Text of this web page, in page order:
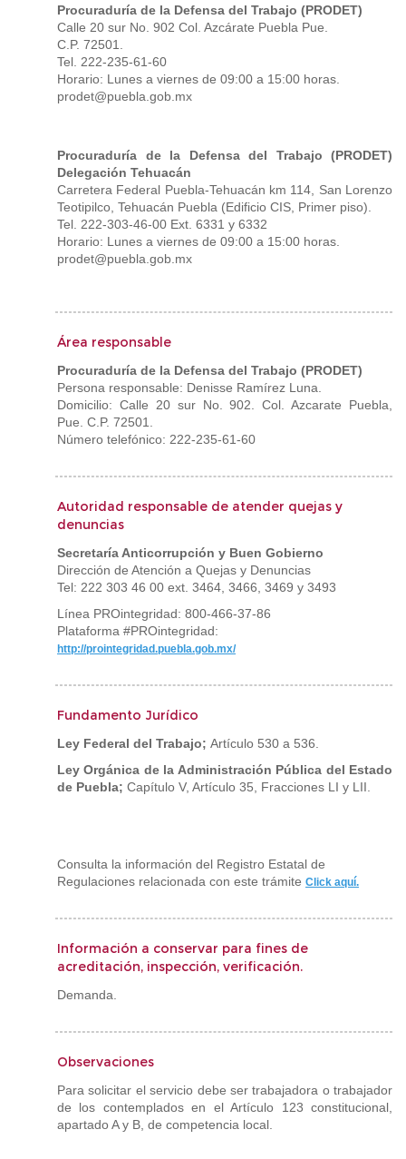
Procuraduría de la Defensa del Trabajo (PRODET)
Calle 20 sur No. 902 Col. Azcárate Puebla Pue.
C.P. 72501.
Tel. 222-235-61-60
Horario: Lunes a viernes de 09:00 a 15:00 horas.
prodet@puebla.gob.mx
Procuraduría de la Defensa del Trabajo (PRODET)
Delegación Tehuacán
Carretera Federal Puebla-Tehuacán km 114, San Lorenzo
Teotipilco, Tehuacán Puebla (Edificio CIS, Primer piso).
Tel. 222-303-46-00 Ext. 6331 y 6332
Horario: Lunes a viernes de 09:00 a 15:00 horas.
prodet@puebla.gob.mx
Área responsable
Procuraduría de la Defensa del Trabajo (PRODET)
Persona responsable: Denisse Ramírez Luna.
Domicilio: Calle 20 sur No. 902. Col. Azcarate Puebla,
Pue. C.P. 72501.
Número telefónico: 222-235-61-60
Autoridad responsable de atender quejas y
denuncias
Secretaría Anticorrupción y Buen Gobierno
Dirección de Atención a Quejas y Denuncias
Tel: 222 303 46 00 ext. 3464, 3466, 3469 y 3493
Línea PROintegridad: 800-466-37-86
Plataforma #PROintegridad:
http://prointegridad.puebla.gob.mx/
Fundamento Jurídico
Ley Federal del Trabajo; Artículo 530 a 536.
Ley Orgánica de la Administración Pública del Estado
de Puebla; Capítulo V, Artículo 35, Fracciones LI y LII
Consulta la información del Registro Estatal de
Regulaciones relacionada con este trámite Click aquí.
Información a conservar para fines de
acreditación, inspección, verificación.
Demanda.
Observaciones
Para solicitar el servicio debe ser trabajadora o trabajador
de los contemplados en el Artículo 123 constitucional,
apartado A y B, de competencia local.